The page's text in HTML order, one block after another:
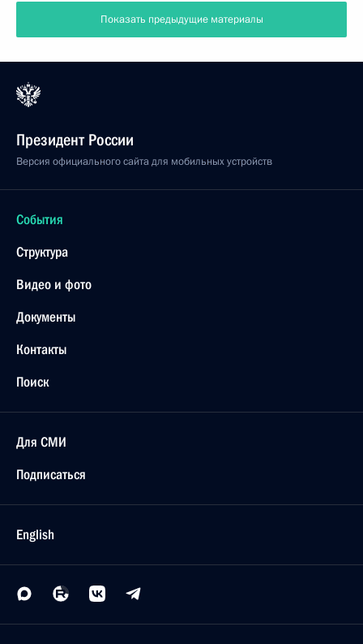
Показать предыдущие материалы
Президент России
Версия официального сайта для мобильных устройств
События
Структура
Видео и фото
Документы
Контакты
Поиск
Для СМИ
Подписаться
English